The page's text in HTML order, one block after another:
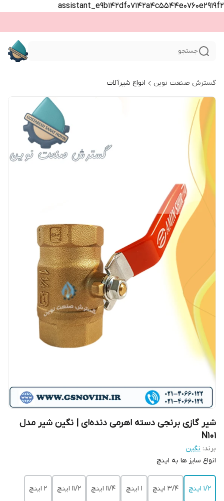
assistant_e9b142df07142a4c5544e0760e2919f2
جستجو
گسترش صنعت نوین انواع شیرآلات
شیر گازی برنجی دسته اهرمی دنده‌ای | نگین شیر مدل
N101
برند: نگین
انواع سایز ها به اینچ
1/2 اینچ 3/4 اینچ 1 اینچ 11/4 اینچ 11/2 اینچ 2 اینچ